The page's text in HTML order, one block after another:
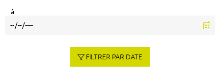
à
FILTRER PAR DATE